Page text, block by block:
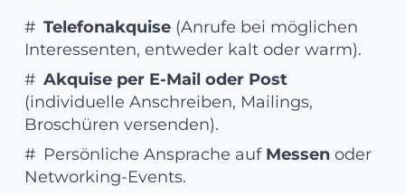
Telefonakquise (Anrufe bei möglichen
Interessenten, entweder kalt oder warm).
Akquise per E-Mail oder Post
(individuelle Anschreiben, Mailings,
Broschüren versenden).
Persönliche Ansprache auf Messen oder
Networking-Events.